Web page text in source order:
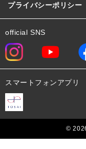
プライバシーポリシー
official SNS
スマートフォンアプリ
©